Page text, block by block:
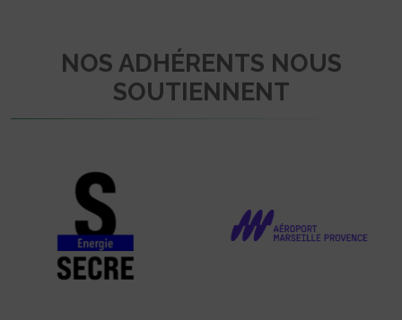
NOS ADHÉRENTS NOUS
SOUTIENNENT